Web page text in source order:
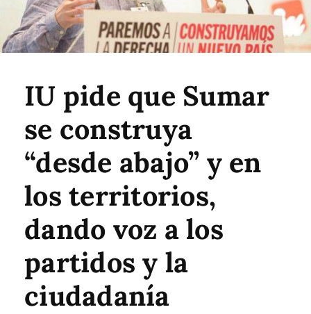
IU pide que Sumar
se construya
“desde abajo” y en
los territorios,
dando voz a los
partidos y la
ciudadanía